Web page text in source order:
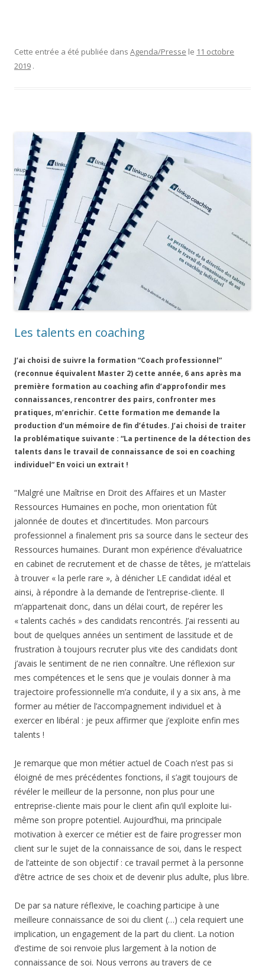
Cette entrée a été publiée dans Agenda/Presse le 11 octobre
2019 .
Les talents en coaching
J’ai choisi de suivre la formation “Coach professionnel”
(reconnue équivalent Master 2) cette année, 6 ans après ma
première formation au coaching afin d’approfondir mes
connaissances, rencontrer des pairs, confronter mes
pratiques, m’enrichir. Cette formation me demande la
production d’un mémoire de fin d’études. J’ai choisi de traiter
la problématique suivante : “La pertinence de la détection des
talents dans le travail de connaissance de soi en coaching
individuel” En voici un extrait !
“Malgré une Maîtrise en Droit des Affaires et un Master
Ressources Humaines en poche, mon orientation fût
jalonnée de doutes et d’incertitudes. Mon parcours
professionnel a finalement pris sa source dans le secteur des
Ressources humaines. Durant mon expérience d’évaluatrice
en cabinet de recrutement et de chasse de têtes, je m’attelais
à trouver « la perle rare », à dénicher LE candidat idéal et
ainsi, à répondre à la demande de l’entreprise-cliente. Il
m’appartenait donc, dans un délai court, de repérer les
« talents cachés » des candidats rencontrés. J’ai ressenti au
bout de quelques années un sentiment de lassitude et de
frustration à toujours recruter plus vite des candidats dont
j’avais le sentiment de ne rien connaître. Une réflexion sur
mes compétences et le sens que je voulais donner à ma
trajectoire professionnelle m’a conduite, il y a six ans, à me
former au métier de l’accompagnement individuel et à
exercer en libéral : je peux affirmer que j’exploite enfin mes
talents !
Je remarque que mon métier actuel de Coach n’est pas si
éloigné de mes précédentes fonctions, il s’agit toujours de
révéler le meilleur de la personne, non plus pour une
entreprise-cliente mais pour le client afin qu’il exploite lui-
même son propre potentiel. Aujourd’hui, ma principale
motivation à exercer ce métier est de faire progresser mon
client sur le sujet de la connaissance de soi, dans le respect
de l’atteinte de son objectif : ce travail permet à la personne
d’être actrice de ses choix et de devenir plus adulte, plus libre.
De par sa nature réflexive, le coaching participe à une
meilleure connaissance de soi du client (…) cela requiert une
implication, un engagement de la part du client. La notion
d’estime de soi renvoie plus largement à la notion de
connaissance de soi. Nous verrons au travers de ce